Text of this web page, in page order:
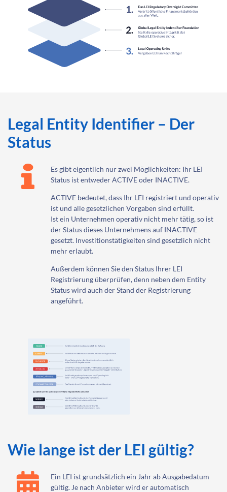
Legal Entity Identifier – Der
Status
Es gibt eigentlich nur zwei Möglichkeiten: Ihr LEI
Status ist entweder ACTIVE oder INACTIVE.
ACTIVE bedeutet, dass Ihr LEI registriert und operativ
ist und alle gesetzlichen Vorgaben sind erfüllt.
Ist ein Unternehmen operativ nicht mehr tätig, so ist
der Status dieses Unternehmens auf INACTIVE
gesetzt. Investitionstätigkeiten sind gesetzlich nicht
mehr erlaubt.
Außerdem können Sie den Status Ihrer LEI
Registrierung überprüfen, denn neben dem Entity
Status wird auch der Stand der Registrierung
angeführt.
Wie lange ist der LEI gültig?
Ein LEI ist grundsätzlich ein Jahr ab Ausgabedatum
gültig. Je nach Anbieter wird er automatisch